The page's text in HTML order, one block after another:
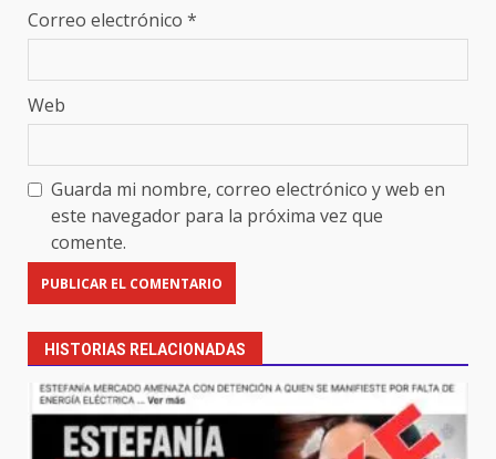
Correo electrónico *
Web
Guarda mi nombre, correo electrónico y web en
este navegador para la próxima vez que
comente.
HISTORIAS RELACIONADAS